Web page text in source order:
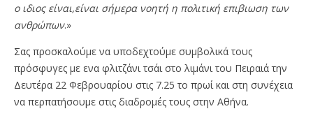
ο ιδιος είναι,είναι σήμερα νοητή η πολιτική επιβιωση των
ανθρώπων.»
Σας προσκαλούμε να υποδεχτούμε συμβολικά τους
πρόσφυγες με ενα φλιτζάνι τσάι στο λιμάνι του Πειραιά την
Δευτέρα 22 Φεβρουαρίου στις 7.25 το πρωί και στη συνέχεια
να περπατήσουμε στις διαδρομές τους στην Αθήνα.